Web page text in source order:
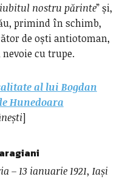
iubitul nostru părinte” și,
primind în schimb,
de oști antiotoman,
cu trupe.
al lui Bogdan
Hunedoara
]
– 13 ianuarie 1921, Iași